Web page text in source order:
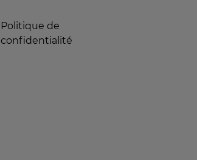
Politique de
confidentialité